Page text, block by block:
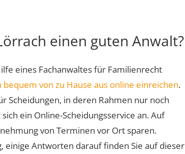
einen guten Anwalt?
eines Fachanwaltes für Familienrecht
bequem von zu Hause aus online einreichen.
Scheidungen, in deren Rahmen nur noch
ein Online-Scheidungsservice an. Auf
von Terminen vor Ort sparen.
einige Antworten darauf finden Sie auf dieser